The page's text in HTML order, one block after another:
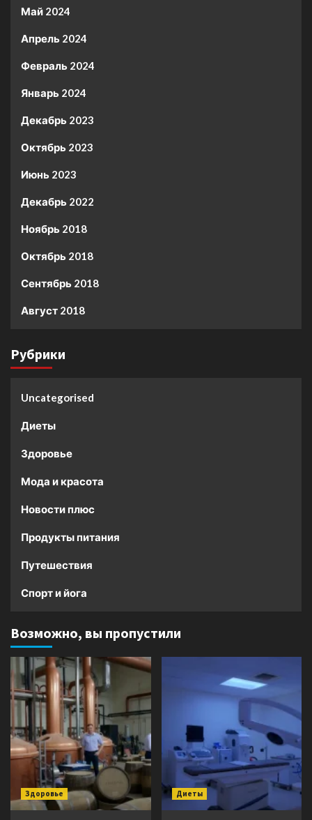
Май 2024
Апрель 2024
Февраль 2024
Январь 2024
Декабрь 2023
Октябрь 2023
Июнь 2023
Декабрь 2022
Ноябрь 2018
Октябрь 2018
Сентябрь 2018
Август 2018
Рубрики
Uncategorised
Диеты
Здоровье
Мода и красота
Новости плюс
Продукты питания
Путешествия
Спорт и йога
Возможно, вы пропустили
Здоровье Диеты